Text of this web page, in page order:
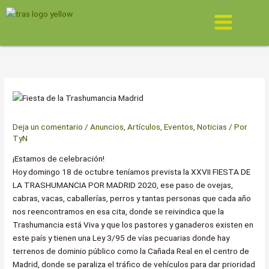
Deja un comentario /Anuncios ,Artículos ,Eventos ,Noticias / Por
TyN
¡Estamos de celebración!
Hoy domingo 18 de octubre teníamos prevista la XXVII FIESTA DE
LA TRASHUMANCIA POR MADRID 2020, ese paso de ovejas,
cabras, vacas, caballerías, perros y tantas personas que cada año
nos reencontramos en esa cita, donde se reivindica que la
Trashumancia está Viva y que los pastores y ganaderos existen en
este país y tienen una Ley 3/95 de vías pecuarias donde hay
terrenos de dominio público como la Cañada Real en el centro de
Madrid, donde se paraliza el tráfico de vehículos para dar prioridad